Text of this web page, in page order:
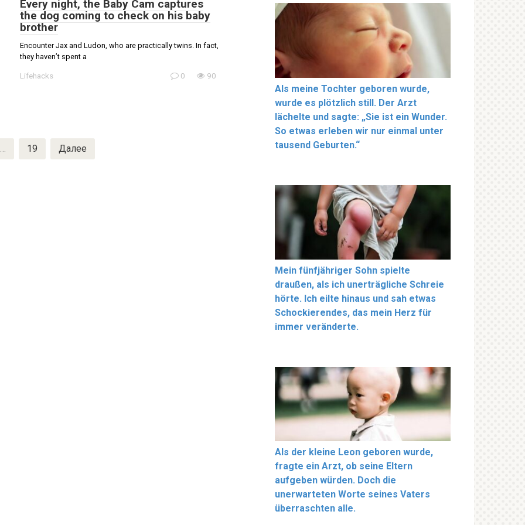
Every night, the Baby Cam captures
the dog coming to check on his baby
brother
Encounter Jax and Ludon, who are practically twins. In fact,
they haven’t spent a
Lifehacks 0 90
… 19 Далее
Als meine Tochter geboren wurde,
wurde es plötzlich still. Der Arzt
lächelte und sagte: „Sie ist ein Wunder.
So etwas erleben wir nur einmal unter
tausend Geburten.“
Mein fünfjähriger Sohn spielte
draußen, als ich unerträgliche Schreie
hörte. Ich eilte hinaus und sah etwas
Schockierendes, das mein Herz für
immer veränderte.
Als der kleine Leon geboren wurde,
fragte ein Arzt, ob seine Eltern
aufgeben würden. Doch die
unerwarteten Worte seines Vaters
überraschten alle.